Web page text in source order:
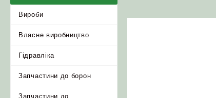
Вироби
Власне виробництво
Гідравліка
Запчастини до борон
Запчастини до